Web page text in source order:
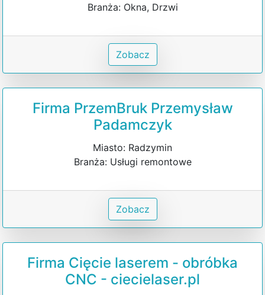
Branża: Okna, Drzwi
Zobacz
Firma PrzemBruk Przemysław
Padamczyk
Miasto: Radzymin
Branża: Usługi remontowe
Zobacz
Firma Cięcie laserem - obróbka
CNC - ciecielaser.pl